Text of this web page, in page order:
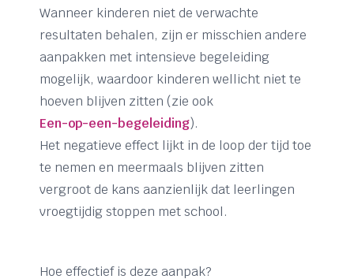
Wanneer kinderen niet de verwachte
resultaten behalen, zijn er misschien andere
aanpakken met intensieve begeleiding
mogelijk, waardoor kinderen wellicht niet te
hoeven blijven zitten (zie ook
Een-op-een-begeleiding).
Het negatieve effect lijkt in de loop der tijd toe
te nemen en meermaals blijven zitten
vergroot de kans aanzienlijk dat leerlingen
vroegtijdig stoppen met school.
Hoe effectief is deze aanpak?